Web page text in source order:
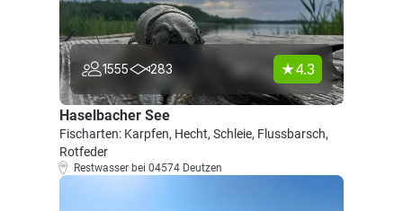
1555 283 4.3
Haselbacher See
Fischarten: Karpfen, Hecht, Schleie, Flussbarsch,
Rotfeder
Restwasser bei 04574 Deutzen